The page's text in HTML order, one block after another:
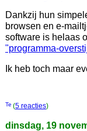
Dankzij hun
browsen en e-
software is helaas
"programma-
Ik heb toch maar
(5 reacties)
dinsdag, 19